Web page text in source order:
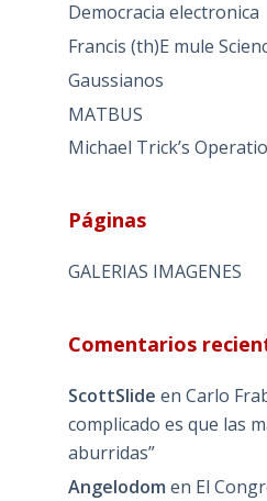
Democracia electronica
Francis (th)E mule
Gaussianos
MATBUS
Michael Trick’s
Páginas
GALERIAS IMAGENES
Comentarios
ScottSlide en Carlo
complicado es que las
aburridas”
Angelodom en El